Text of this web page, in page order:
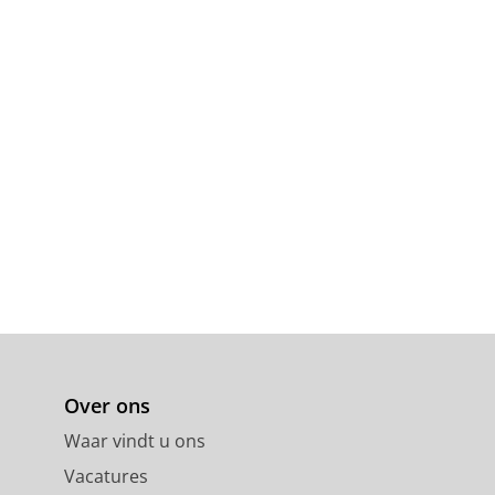
Over ons
Waar vindt u ons
Vacatures